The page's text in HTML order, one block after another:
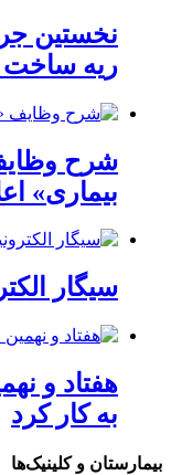
نخستین
ریه ساخت
شرح
بیماری»
سیگار
هفتاد و
به کار کرد
بیمارستان و کلینیک‌ها